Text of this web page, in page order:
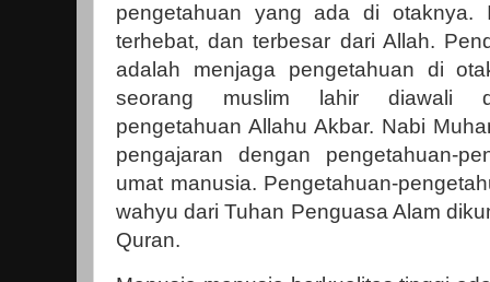
pengetahuan yang ada di otaknya.
terhebat, dan terbesar dari Allah.
adalah menjaga pengetahuan di
seorang muslim lahir diawali
pengetahuan Allahu Akbar. Nabi
pengajaran dengan pengetahuan-
umat manusia. Pengetahuan-
wahyu dari Tuhan Penguasa Alam
Quran.